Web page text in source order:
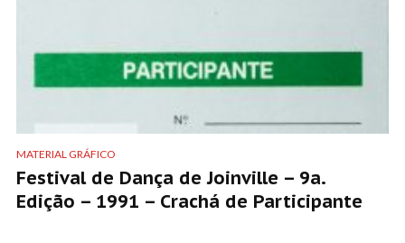
MATERIAL GRÁFICO
Festival de Dança de Joinville – 9a.
Edição – 1991 – Crachá de Participante